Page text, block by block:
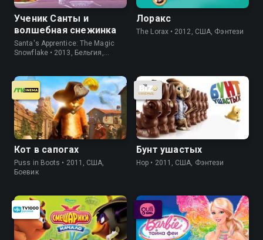
Ученик Санты и
волшебная снежинка
Santa's Apprentice: The Magic
Snowflake • 2013, Бельгия,
Лоракс
The Lorax • 2012, США, Фэнтези
Кот в сапогах
Puss in Boots • 2011, США,
Боевик
Бунт ушастых
Hop • 2011, США, Фэнтези